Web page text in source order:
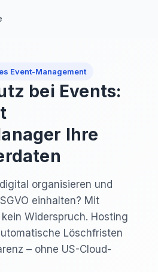
Event-Management
bei Events:
Ihre
organisieren und
einhalten? Mit
Widerspruch. Hosting
Löschfristen
– ohne US-Cloud-